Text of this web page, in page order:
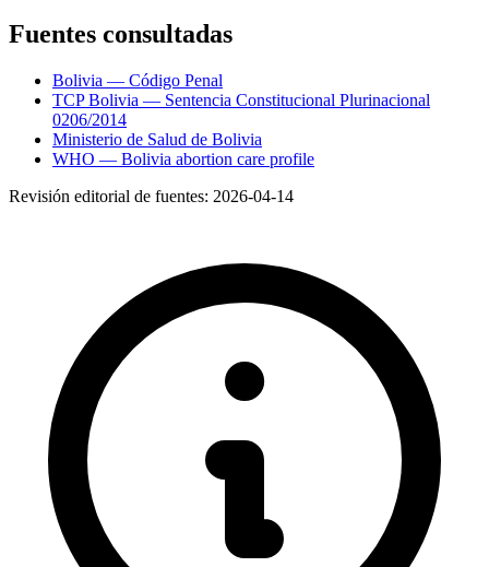
Fuentes consultadas
Bolivia — Código Penal
TCP Bolivia — Sentencia Constitucional Plurinacional
0206/2014
Ministerio de Salud de Bolivia
WHO — Bolivia abortion care profile
Revisión editorial de fuentes: 2026-04-14